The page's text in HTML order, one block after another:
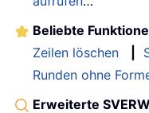
Beliebte
Zeilen löschen
Runden ohne
Erweiterte